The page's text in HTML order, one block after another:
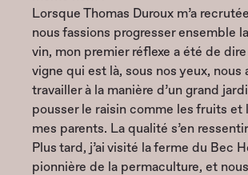
Lorsque Thomas Duroux m’a
nous fassions progresser ensemble
vin, mon premier réflexe a été de
vigne qui est là, sous nos yeux, nous
travailler à la manière d’un grand
pousser le raisin comme les fruits et
mes parents. La qualité s’en
Plus tard, j’ai visité la ferme du Bec
pionnière de la permaculture, et